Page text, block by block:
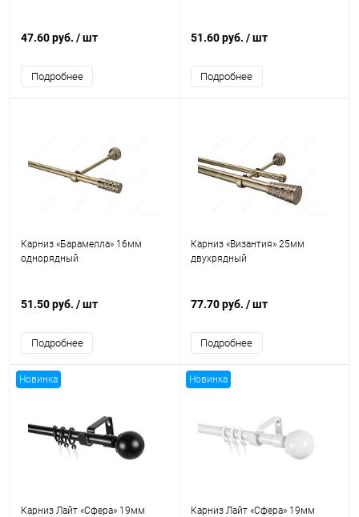
47.60 руб. / шт
Подробнее
51.60 руб. / шт
Подробнее
Карниз «Барамелла» 16мм
однорядный
51.50 руб. / шт
Подробнее
Карниз «Византия» 25мм
двухрядный
77.70 руб. / шт
Подробнее
Новинка
Карниз Лайт «Сфера» 19мм
Новинка
Карниз Лайт «Сфера» 19мм